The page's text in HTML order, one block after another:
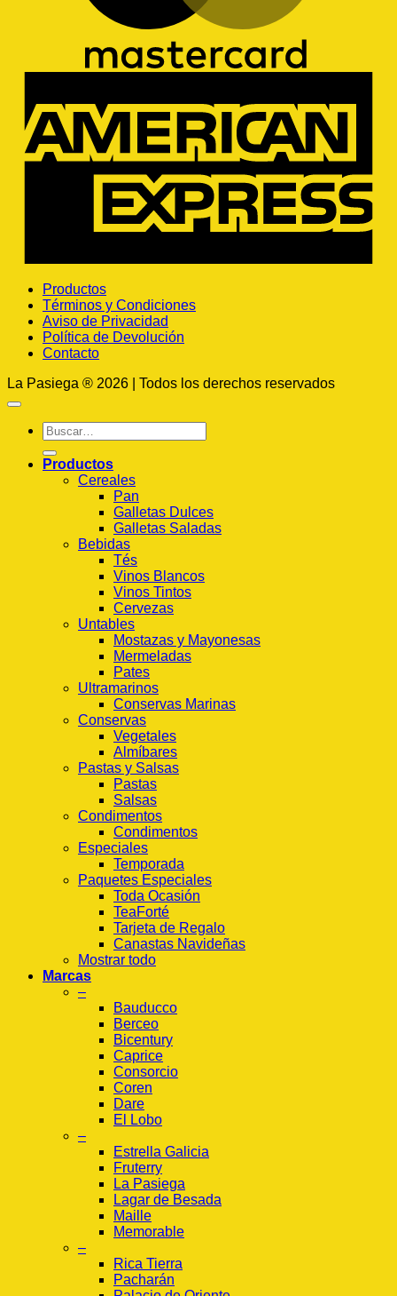
Productos
Términos y Condiciones
Aviso de Privacidad
Política de Devolución
Contacto
La Pasiega ® 2026 | Todos los derechos reservados
Buscar
por:
Productos
Cereales
Pan
Galletas Dulces
Galletas Saladas
Bebidas
Tés
Vinos Blancos
Vinos Tintos
Cervezas
Untables
Mostazas y Mayonesas
Mermeladas
Pates
Ultramarinos
Conservas Marinas
Conservas
Vegetales
Almíbares
Pastas y Salsas
Pastas
Salsas
Condimentos
Condimentos
Especiales
Temporada
Paquetes Especiales
Toda Ocasión
TeaForté
Tarjeta de Regalo
Canastas Navideñas
Mostrar todo
Marcas
–
Bauducco
Berceo
Bicentury
Caprice
Consorcio
Coren
Dare
El Lobo
–
Estrella Galicia
Fruterry
La Pasiega
Lagar de Besada
Maille
Memorable
–
Rica Tierra
Pacharán